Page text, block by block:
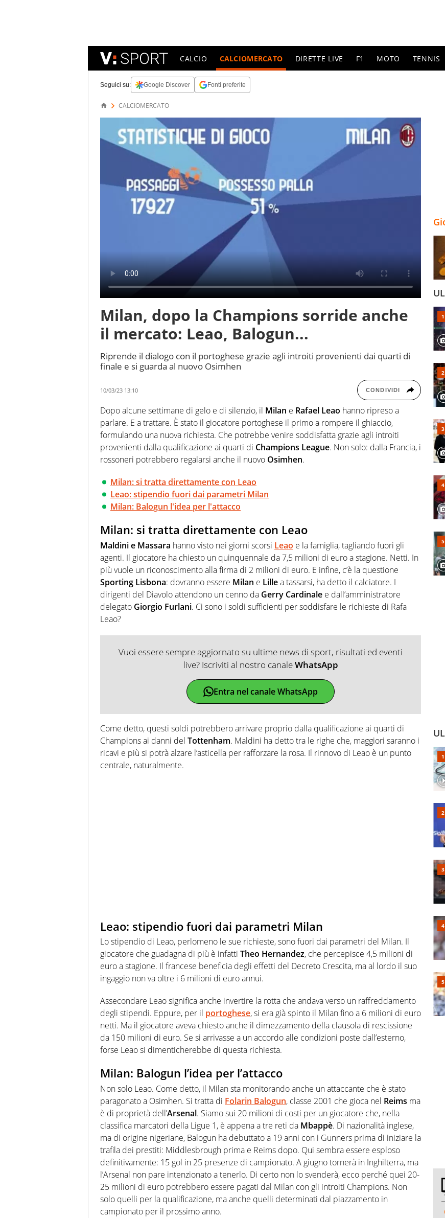
CALCIO CALCIOMERCATO DIRETTE LIVE F1 MOTO TENNIS
Seguici su: Google Discover Fonti preferite
CALCIOMERCATO
Milan, dopo la Champions sorride anche
il mercato: Leao, Balogun...
Riprende il dialogo con il portoghese grazie agli introiti provenienti dai quarti di
finale e si guarda al nuovo Osimhen
10/03/23 13:10 CONDIVIDI
Dopo alcune settimane di gelo e di silenzio, il Milan e Rafael Leao hanno ripreso a
parlare. E a trattare. È stato il giocatore portoghese il primo a rompere il ghiaccio,
formulando una nuova richiesta. Che potrebbe venire soddisfatta grazie agli introiti
provenienti dalla qualificazione ai quarti di Champions League. Non solo: dalla Francia, i
rossoneri potrebbero regalarsi anche il nuovo Osimhen.
Milan: si tratta direttamente con Leao
Leao: stipendio fuori dai parametri Milan
Milan: Balogun l'idea per l'attacco
Milan: si tratta direttamente con Leao
Maldini e Massara hanno visto nei giorni scorsi Leao e la famiglia, tagliando fuori gli
agenti. Il giocatore ha chiesto un quinquennale da 7,5 milioni di euro a stagione. Netti. In
più vuole un riconoscimento alla firma di 2 milioni di euro. E infine, c’è la questione
Sporting Lisbona: dovranno essere Milan e Lillea tassarsi, ha detto il calciatore. I
dirigenti del Diavolo attendono un cenno da Gerry Cardinale e dall’amministratore
delegato Giorgio Furlani. Ci sono i soldi sufficienti per soddisfare le richieste di Rafa
Leao?
Vuoi essere sempre aggiornato su ultime news di sport, risultati ed eventi
live? Iscriviti al nostro canaleWhatsApp
Entra nel canale WhatsApp
Come detto, questi soldi potrebbero arrivare proprio dalla qualificazione ai quarti di
Champions ai danni del Tottenham. Maldini ha detto tra le righe che, maggiori saranno i
ricavi e più si potrà alzare l’asticella per rafforzare la rosa. Il rinnovo di Leao è un punto
centrale, naturalmente.
Leao: stipendio fuori dai parametri Milan
Lo stipendio di Leao, perlomeno le sue richieste, sono fuori dai parametri del Milan. Il
giocatore che guadagna di più è infatti Theo Hernandez, che percepisce 4,5 milioni di
euro a stagione. Il francese beneficia degli effetti del Decreto Crescita, ma al lordo il suo
ingaggio non va oltre i 6 milioni di euro annui.
Assecondare Leao significa anche invertire la rotta che andava verso un raffreddamento
degli stipendi. Eppure, per il portoghese, si era già spinto il Milan fino a 6 milioni di euro
netti. Ma il giocatore aveva chiesto anche il dimezzamento della clausola di rescissione
da 150 milioni di euro. Se si arrivasse a un accordo alle condizioni poste dall’esterno,
forse Leao si dimenticherebbe di questa richiesta.
Milan: Balogun l’idea per l’attacco
Non solo Leao. Come detto, il Milan sta monitorando anche un attaccante che è stato
paragonato a Osimhen. Si tratta di Folarin Balogun, classe 2001 che gioca nel Reims ma
è di proprietà dell’Arsenal. Siamo sui 20 milioni di costi per un giocatore che, nella
classifica marcatori della Ligue 1, è appena a tre reti da Mbappè. Di nazionalità inglese,
ma di origine nigeriane, Balogun ha debuttato a 19 anni con i Gunners prima di iniziare la
trafila dei prestiti: Middlesbrough prima e Reims dopo. Qui sembra essere esploso
definitivamente: 15 gol in 25 presenze di campionato. A giugno tornerà in Inghilterra, ma
l’Arsenal non pare intenzionato a tenerlo. Di certo non lo svenderà, ecco perché quei 20-
25 milioni di euro potrebbero essere pagati dal Milan con gli introiti Champions. Non
solo quelli per la qualificazione, ma anche quelli determinati dal piazzamento in
campionato per il prossimo anno.